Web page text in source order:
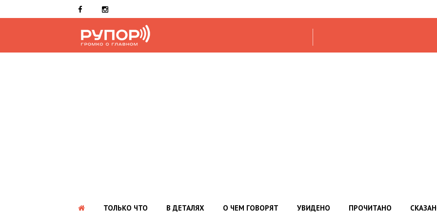
ТОЛЬКО ЧТО В ДЕТАЛЯХ О ЧЕМ ГОВОРЯТ УВИДЕНО ПРОЧИТАНО